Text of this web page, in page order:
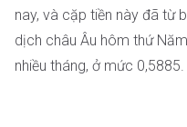
nay, và cặp tiền này đã từ
dịch châu Âu hôm thứ
nhiều tháng, ở mức 0,5885.